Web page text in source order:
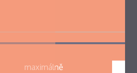
maximálně